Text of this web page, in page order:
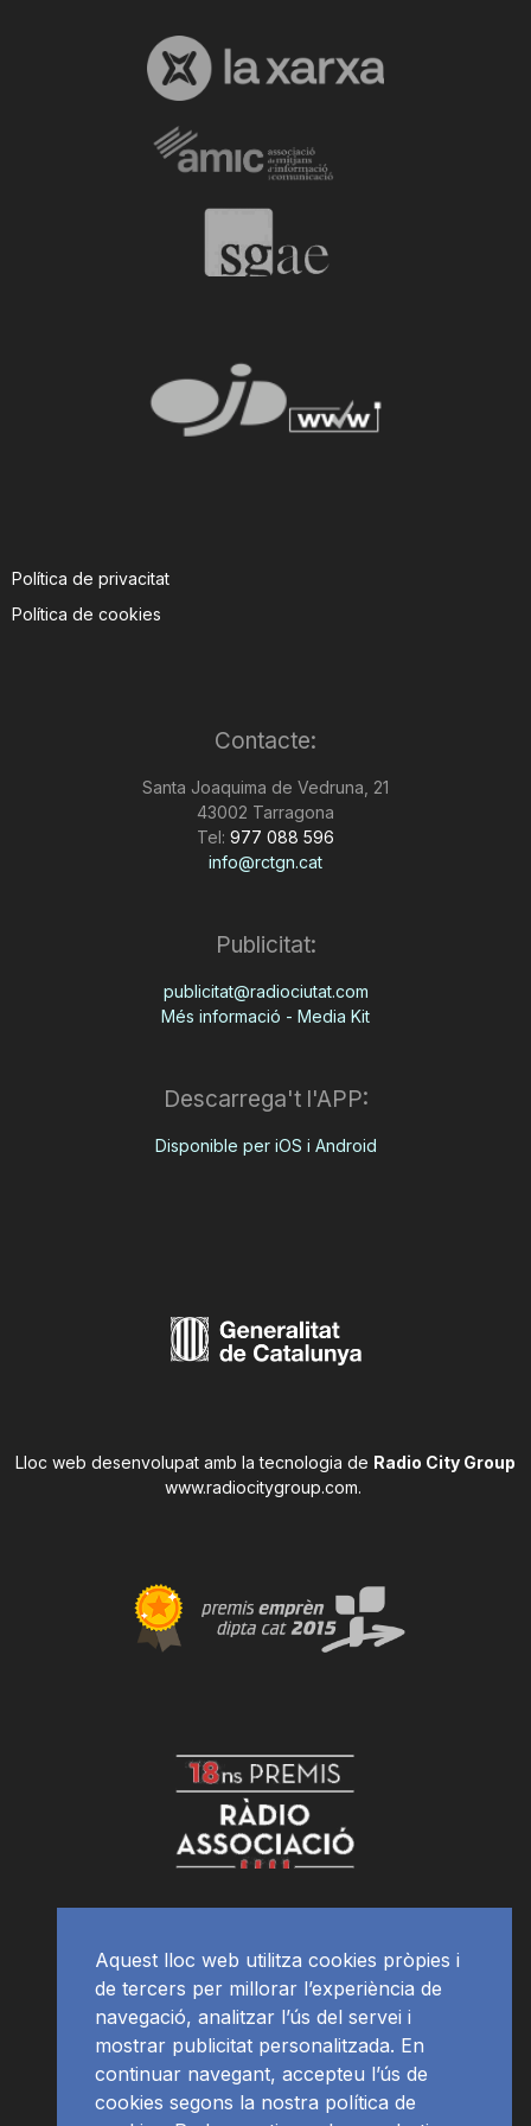
Política de privacitat
Política de cookies
Contacte:
Santa Joaquima de Vedruna, 21
43002 Tarragona
Tel: 977 088 596
info@rctgn.cat
Publicitat:
publicitat@radiociutat.com
Més informació - Media Kit
Descarrega't l'APP:
Disponible per iOS i Android
Lloc web desenvolupat amb la tecnologia de Radio City Group
www.radiocitygroup.com.
Aquest lloc web utilitza cookies pròpies i
de tercers per millorar l’experiència de
navegació, analitzar l’ús del servei i
mostrar publicitat personalitzada. En
continuar navegant, accepteu l’ús de
cookies segons la nostra política de